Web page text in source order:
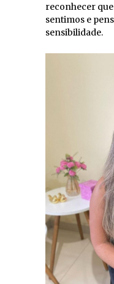
reconhecer
sentimos e
sensibilidade.